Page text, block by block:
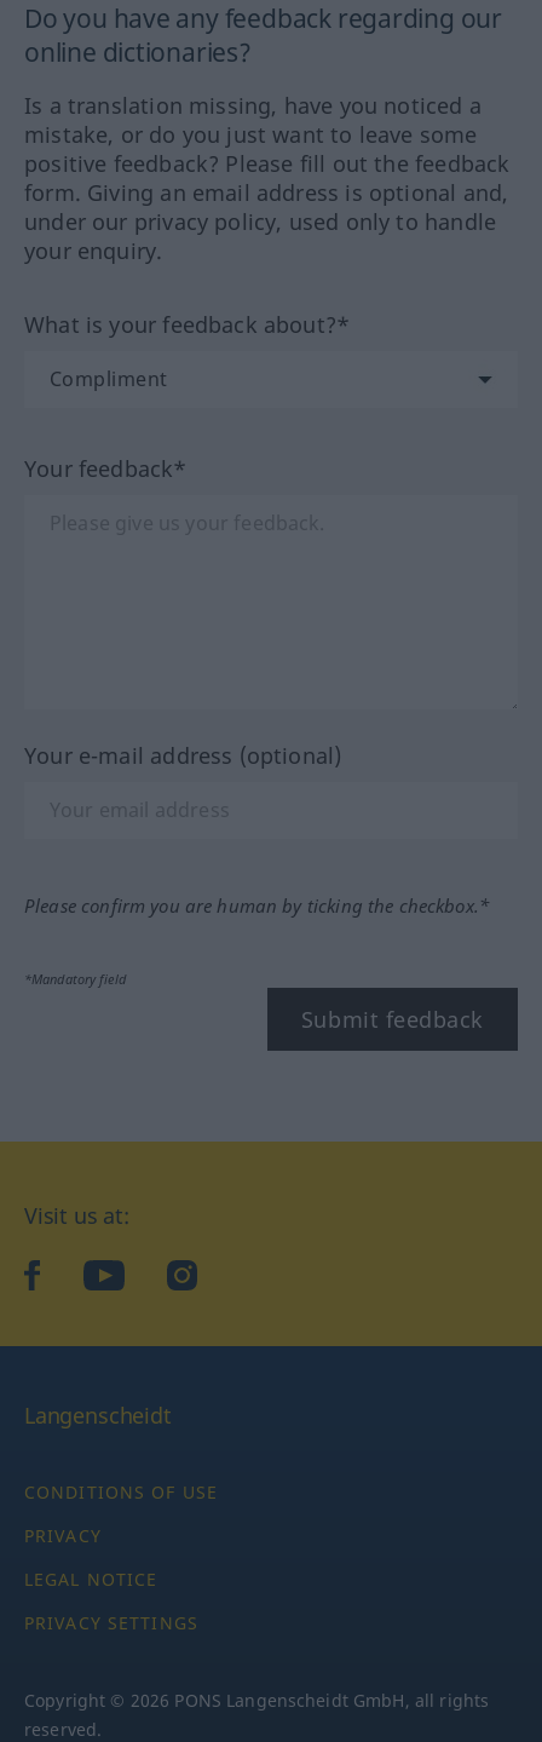
Do you have any feedback regarding our
online dictionaries?
Is a translation missing, have you noticed a
mistake, or do you just want to leave some
positive feedback? Please fill out the feedback
form. Giving an email address is optional and,
under our privacy policy, used only to handle
your enquiry.
What is your feedback about?*
Your feedback*
Your e-mail address (optional)
Please confirm you are human by ticking the checkbox.*
*Mandatory field
Submit feedback
Visit us at:
facebookYouTubeInstagram
Langenscheidt
CONDITIONS OF USE
PRIVACY
LEGAL NOTICE
PRIVACY SETTINGS
Copyright © 2026 PONS Langenscheidt GmbH, all rights
reserved.